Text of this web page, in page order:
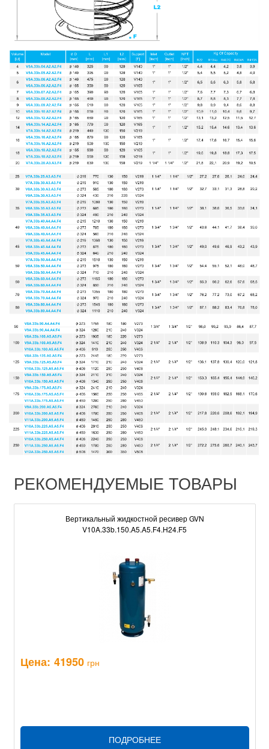
РЕКОМЕНДУЕМЫЕ ТОВАРЫ
Вертикальный жидкостной ресивер GVN
V10A.33b.150.A5.A5.F4.H24.F5
Цена: 41950 грн
ПОДРОБНЕЕ